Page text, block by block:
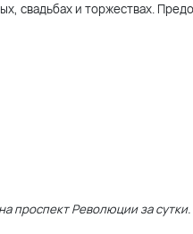
свадьбах и торжествах.
проспект Революции за